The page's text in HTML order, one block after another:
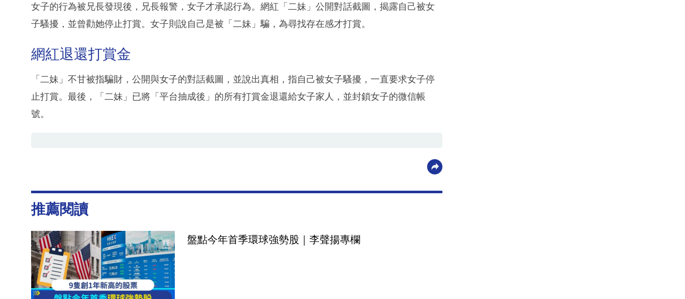
女子的行為被兄長發現後，兄長報警，女子才承認行為。網紅「二妹」公開對話截圖，揭露自己被女
子騷擾，並曾勸她停止打賞。女子則說自己是被「二妹」騙，為尋找存在感才打賞。
網紅退還打賞金
「二妹」不甘被指騙財，公開與女子的對話截圖，並說出真相，指自己被女子騷擾，一直要求女子停
止打賞。最後，「二妹」已將「平台抽成後」的所有打賞金退還給女子家人，並封鎖女子的微信帳
號。
推薦閱讀
盤點今年首季環球強勢股｜李聲揚專欄